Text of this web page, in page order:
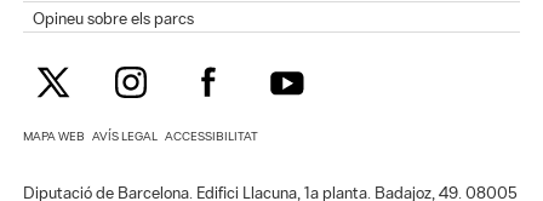
Opineu sobre els parcs
MAPA WEB AVÍS LEGAL ACCESSIBILITAT
Diputació de Barcelona. Edifici Llacuna, 1a planta. Badajoz, 49. 08005